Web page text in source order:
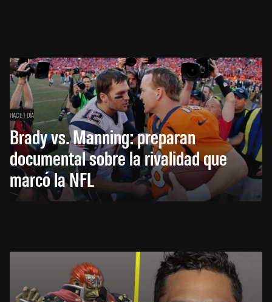
HACE 1 DÍA
Brady vs. Manning: preparan
documental sobre la rivalidad que
marcó la NFL